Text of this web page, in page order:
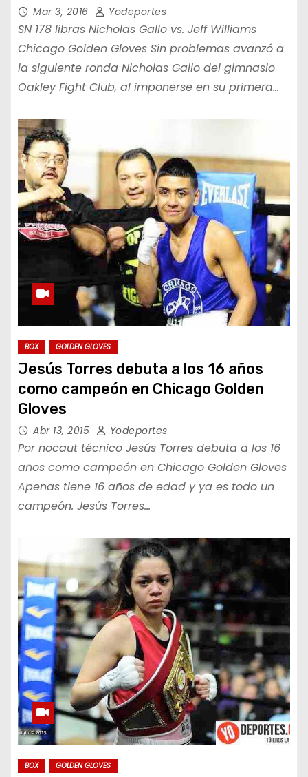
Mar 3, 2016 Yodeportes
SN 178 libras Nicholas Gallo vs. Jeff Williams
Chicago Golden Gloves Sin problemas avanzó a
la siguiente ronda Nicholas Gallo del gimnasio
Oakley Fight Club, al imponerse en su primera…
BOX GOLDEN GLOVES
Jesús Torres debuta a los 16 años
como campeón en Chicago Golden
Gloves
Abr 13, 2015 Yodeportes
Por nocaut técnico Jesús Torres debuta a los 16
años como campeón en Chicago Golden Gloves
Apenas tiene 16 años de edad y ya es todo un
campeón. Jesús Torres…
BOX GOLDEN GLOVES